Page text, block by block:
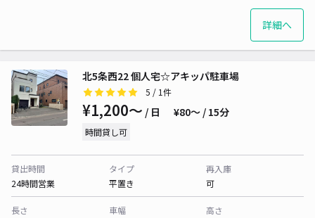
詳細へ
北5条西22 個人宅☆アキッパ駐車場
5 / 1件
¥1,200〜 / 日 ¥80〜 / 15分
時間貸し可
貸出時間
24時間営業
タイプ
平置き
再入庫
可
長さ
車幅
高さ